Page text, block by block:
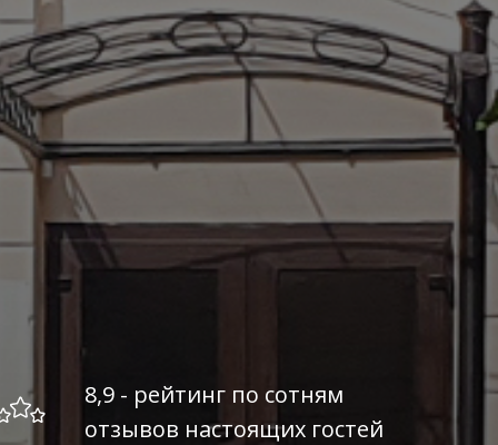
8,9 - рейтинг по сотням
отзывов настоящих гостей